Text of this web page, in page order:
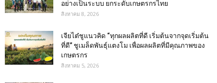
อย่างเป็นระบบ ยกระดับเกษตรกรไทย
สิงหาคม 8, 2026
เจียไต๋ชูแนวคิด “ทุกผลผลิตที่ดี เริ่มต้นจากจุดเริ่มต้น
ที่ดี” ชูเมล็ดพันธุ์แตงโม เพื่อผลผลิตที่มีคุณภาพของ
เกษตรกร
สิงหาคม 5, 2026